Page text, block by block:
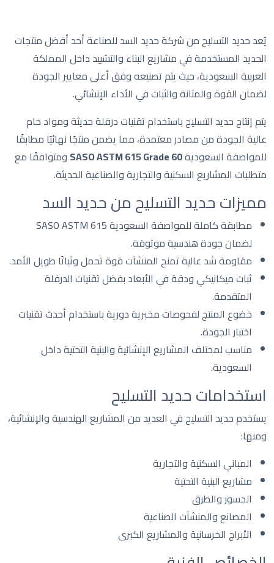
يُعد حديد التسليح من شركة حديد السد للصناعة أحد أفضل منتجات
الحديد المستخدمة في مشاريع البناء والتشييد داخل المملكة
العربية السعودية، حيث يتم تصنيعه وفق أعلى معايير الجودة
لضمان القوة والمتانة والثبات في الأداء الإنشائي.
يتم إنتاج حديد التسليح باستخدام تقنيات درفلة حديثة ومواد خام
عالية الجودة من مصادر معتمدة، مما يضمن منتجًا نهائيًا مطابقًا
للمواصفة السعوديةSASO ASTM 615 Grade 60 ومتوافقًا مع
متطلبات المشاريع السكنية والتجارية والصناعية الحديثة.
مميزات حديد التسليح من حديد السد
مطابقة كاملة للمواصفة السعودية SASO ASTM 615
لضمان جودة هندسية موثوقة.
مقاومة شد عالية تمنح المنشآت قوة تحمل وثباتًا طويل الأمد.
ثبات ميكانيكي ودقة في الأبعاد بفضل تقنيات الدرفلة
المتقدمة.
خضوع المنتج لفحوصات مخبرية دورية باستخدام أحدث تقنيات
اختبار الجودة.
مناسب لمختلف المشاريع الإنشائية والبنية التحتية داخل
السعودية.
استخدامات حديد التسليح
يستخدم حديد التسليح في العديد من المشاريع الهندسية والإنشائية،
ومنها:
المباني السكنية والتجارية
مشاريع البنية التحتية
الجسور والطرق
المصانع والمنشآت الصناعية
الأبراج الخرسانية والمشاريع الكبرى